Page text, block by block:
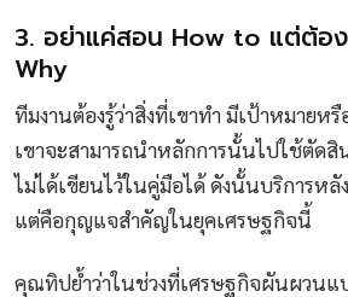
3. อย่าแค่สอน How to แต่ต้อง
Why
ทีมงานต้องรู้ว่าสิ่งที่เขาทำ มีเป้าหมายห
เขาจะสามารถนำหลักการนั้นไปใช้ตัด
ไม่ได้เขียนไว้ในคู่มือได้ ดังนั้นบริการหลั
แต่คือกุญแจสำคัญในยุคเศรษฐกิจนี้
คุณทิปย้ำว่าในช่วงที่เศรษฐกิจผันผวน